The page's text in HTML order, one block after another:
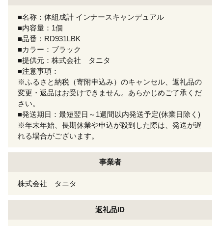
■名称：体組成計 インナースキャンデュアル
■内容量：1個
■品番：RD931LBK
■カラー：ブラック
■提供元：株式会社 タニタ
■注意事項：
※ふるさと納税（寄附申込み）のキャンセル、返礼品の
変更・返品はお受けできません。あらかじめご了承くだ
さい。
■発送期日：最短翌日～1週間以内発送予定(休業日除く)
※年末年始、長期休業や申込が殺到した際は、発送が遅
れる場合がございます。
事業者
株式会社 タニタ
返礼品ID